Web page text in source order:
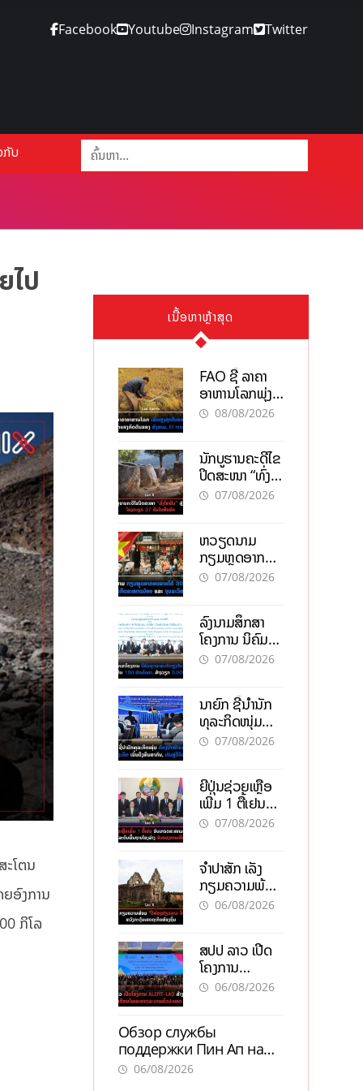
Facebook Youtube Instagram Twitter
ກັບ
ໄປ
ະໂຕນ
ອົງການ
ກິໂລ
ເນື້ອຫາຫຼ້າສຸດ
FAO ຊີ້ ລາຄາ
ອາຫານໂລກພຸ່ງ
ສູງສຸດໃນຮອບ 3
ສົງຄາມ, El
nino
08/08/2026
ນັກບູຮານຄະດີໄຂ
ປິດສະໜາ “ທົ່ງ
ໄຫຫີນ” ຫຼັງພົບ
07/08/2026
ຫວຽດນາມ
ກຽມຫຼຸດອາກອນ
ລາຍໄດ້ 30%
ແລະ ຈຸນລະ
ວິສາຫະກິດ
07/08/2026
ລົງນາມສຶກສາ
ໂຄງການ ນິຄົມ
ອຸດສາຫະກຳ
150 ລ້ານໂດລາ,
ສ້າງວຽກ 5.000
ຕຳແໜ່ງ
07/08/2026
ນາຍົກ ຊີ້ນຳນັກ
ທຸລະກິດໜຸ່ມ
ຕ້ອງນຳໜ້າແກ້
ສາກົນ, ຫັນສູ່ດິຈິ
ຕອນ
07/08/2026
ຍີ່ປຸ່ນຊ່ວຍເຫຼືອ
ເພີ່ມ 1 ຕື້ເຢນ
ອັບເກຣດ
ເຕີບໂຕ
07/08/2026
ຈຳປາສັກ ເລັ່ງ
ກຽມຄວາມພ້ອມ
“ປີທ່ອງທ່ຽວ
ເສດຖະກິດ
ທ້ອງຖິ່ນ
06/08/2026
ສປປ ລາວ ເປີດ
ໂຄງການ
ALERT-LAO
ລະບາດທົ່ວ
ປະເທດ
06/08/2026
Обзор службы
поддержки Пин Ап на
официальном сайте с
06/08/2026